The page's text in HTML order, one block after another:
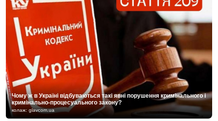
Чому ж в Україні відбуваються такі явні порушення кримінального і
кримінально-процесуального закону?
колаж: glavcom.ua